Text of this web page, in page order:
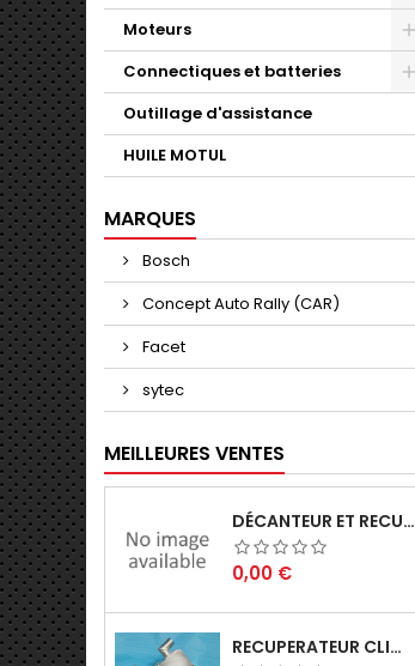
Moteurs
Connectiques et batteries
Outillage d'assistance
HUILE MOTUL
MARQUES
Bosch
Concept Auto Rally (CAR)
Facet
sytec
MEILLEURES VENTES
DÉCANTEUR ET RECUPERATEUR
Prix
0,00 €
RECUPERATEUR CLIO GRA 180CH